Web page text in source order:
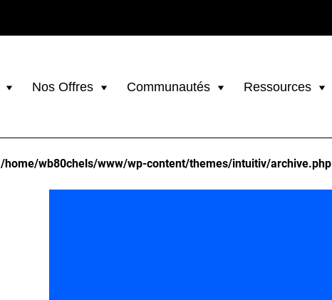
Nos Offres Communautés Ressources
/home/wb80chels/www/wp-content/themes/intuitiv/archive.php